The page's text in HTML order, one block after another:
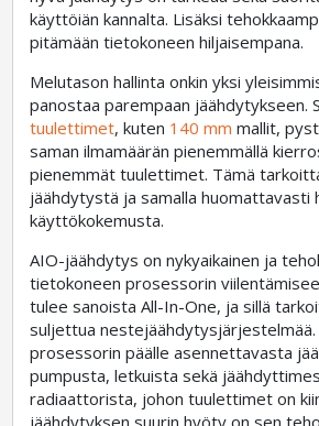
käyttöiän kannalta. Lisäksi
pitämään tietokoneen hiljaisempana.
Melutason hallinta onkin yksi
panostaa parempaan jäähdytykseen.
tuulettimet, kuten 140 mm mallit,
saman ilmamäärän pienemmällä
pienemmät tuulettimet. Tämä
jäähdytystä ja samalla huomattavasti
käyttökokemusta.
AIO-jäähdytys on nykyaikainen ja
tietokoneen prosessorin
tulee sanoista All-In-One, ja sillä
suljettua nestejäähdytysjärjestelmää.
prosessorin päälle asennettavasta
pumpusta, letkuista sekä
radiaattorista, johon tuulettimet on